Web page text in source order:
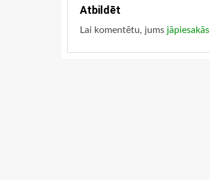
Atbildēt
Lai komentētu, jums jāpiesakās